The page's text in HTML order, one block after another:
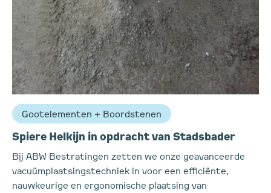
Gootelementen + Boordstenen
Spiere Helkijn in opdracht van Stadsbader
Bij ABW Bestratingen zetten we onze geavanceerde
vacuümplaatsingstechniek in voor een efficiënte,
nauwkeurige en ergonomische plaatsing van